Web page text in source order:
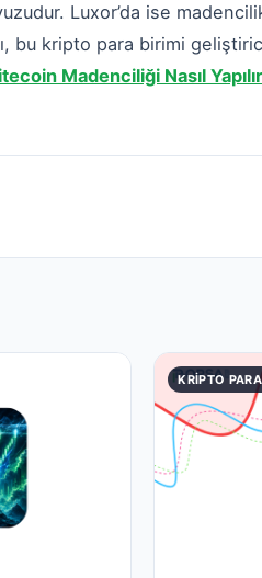
Luxor’da ise
bu kripto para birimi
Madenciliği Nasıl
KRIPTO